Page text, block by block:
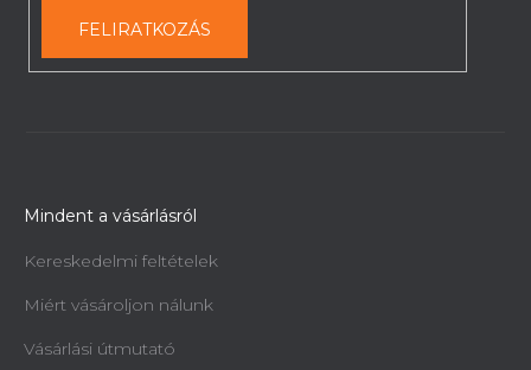
FELIRATKOZÁS
Mindent a vásárlásról
Kereskedelmi feltételek
Miért vásároljon nálunk
Vásárlási útmutató